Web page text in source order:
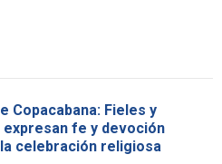
Copacabana: Fieles y
fe y devoción
celebración religiosa